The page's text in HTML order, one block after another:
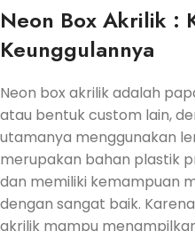
Neon Box Akrilik :
Keunggulannya
Neon box akrilik adalah
atau bentuk custom lain,
utamanya menggunakan
merupakan bahan plastik
dan memiliki kemampuan
dengan sangat baik.
akrilik mampu